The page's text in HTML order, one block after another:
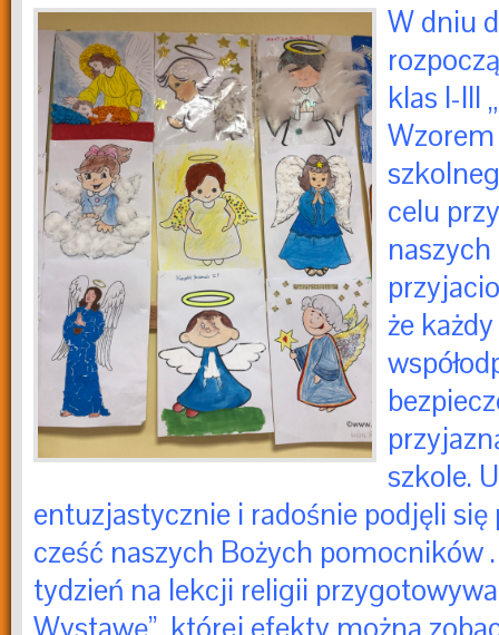
W dniu
klas I-III
celu
że
szkole.
entuzjastycznie i radośnie podjęli
cześć naszych Bożych pomocników .
tydzień na lekcji religii